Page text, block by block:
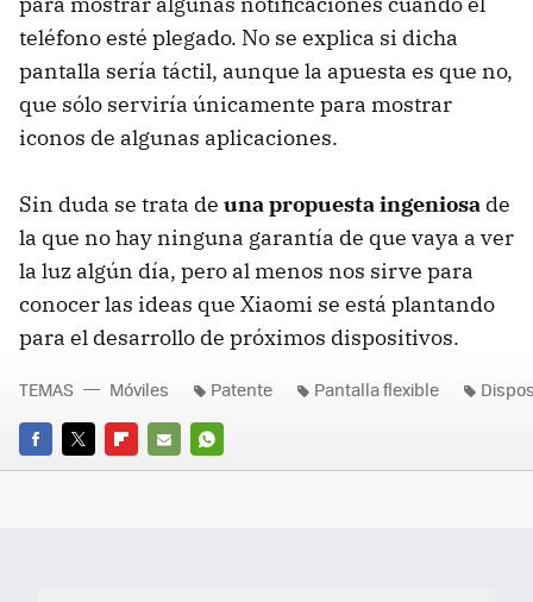
teléfono esté plegado. No se explica si dicha
pantalla sería táctil, aunque la apuesta es que no,
que sólo serviría únicamente para mostrar
iconos de algunas aplicaciones.
Sin duda se trata de una propuesta ingeniosa de
la que no hay ninguna garantía de que vaya a ver
la luz algún día, pero al menos nos sirve para
conocer las ideas que Xiaomi se está plantando
para el desarrollo de próximos dispositivos.
FACEBOOK
TWITTERFLIPBOARD
E-
WHATSAPP
TEMAS Móviles Patente Pantalla flexible